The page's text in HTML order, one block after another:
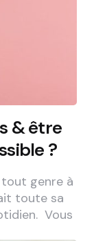
& être
?
genre à
toute sa
Vous